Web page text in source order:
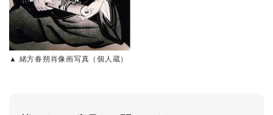
▲ 緒方春朔肖像画写真（個人蔵）